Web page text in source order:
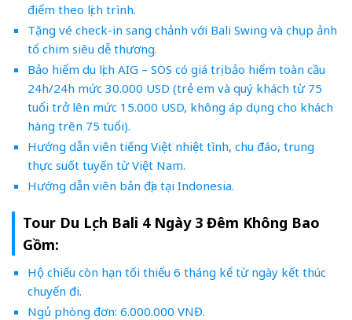
điểm theo lịch trình.
Tặng vé check-in sang chảnh với Bali Swing và chụp ảnh
tổ chim siêu dễ thương.
Bảo hiểm du lịch AIG – SOS có giá trị bảo hiểm toàn cầu
24h/24h mức 30.000 USD (trẻ em và quý khách từ 75
tuổi trở lên mức 15.000 USD, không áp dụng cho khách
hàng trên 75 tuổi).
Hướng dẫn viên tiếng Việt nhiệt tình, chu đáo, trung
thực suốt tuyến từ Việt Nam.
Hướng dẫn viên bản địa tại Indonesia.
Tour Du Lịch Bali 4 Ngày 3 Đêm Không Bao
Gồm:
Hộ chiếu còn hạn tối thiểu 6 tháng kể từ ngày kết thúc
chuyến đi.
Ngủ phòng đơn: 6.000.000 VNĐ.